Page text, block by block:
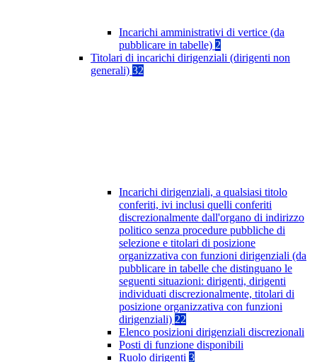
Incarichi amministrativi di vertice (da
pubblicare in tabelle) 2
Titolari di incarichi dirigenziali (dirigenti non
generali) 32
Incarichi dirigenziali, a qualsiasi titolo
conferiti, ivi inclusi quelli conferiti
discrezionalmente dall'organo di indirizzo
politico senza procedure pubbliche di
selezione e titolari di posizione
organizzativa con funzioni dirigenziali (da
pubblicare in tabelle che distinguano le
seguenti situazioni: dirigenti, dirigenti
individuati discrezionalmente, titolari di
posizione organizzativa con funzioni
dirigenziali) 22
Elenco posizioni dirigenziali discrezionali
Posti di funzione disponibili
Ruolo dirigenti 3